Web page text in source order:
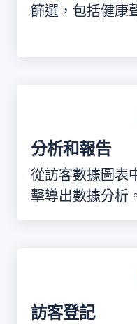
篩選，包括健康
分析和報告
從訪客數據圖表
擊導出數據分析。
訪客登記